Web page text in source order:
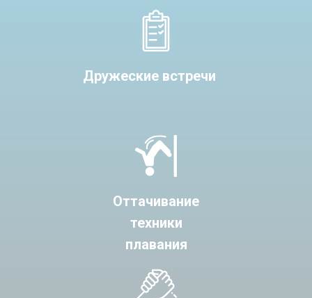
Оттачивание
техники
плавания
Дружеские встречи